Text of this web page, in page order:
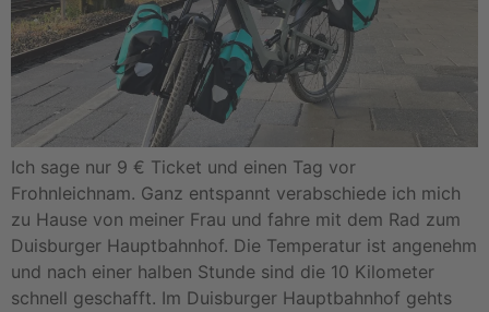
Ich sage nur 9 € Ticket und einen Tag vor
Frohnleichnam. Ganz entspannt verabschiede ich mich
zu Hause von meiner Frau und fahre mit dem Rad zum
Duisburger Hauptbahnhof. Die Temperatur ist angenehm
und nach einer halben Stunde sind die 10 Kilometer
schnell geschafft. Im Duisburger Hauptbahnhof gehts